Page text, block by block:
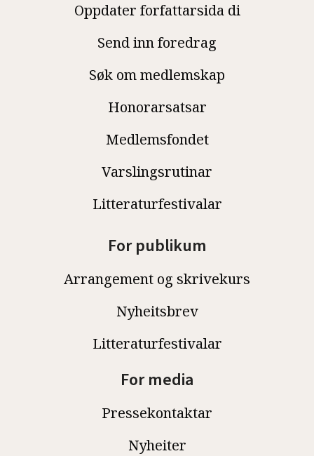
Oppdater forfattarsida di
Send inn foredrag
Søk om medlemskap
Honorarsatsar
Medlemsfondet
Varslingsrutinar
Litteraturfestivalar
For publikum
Arrangement og skrivekurs
Nyheitsbrev
Litteraturfestivalar
For media
Pressekontaktar
Nyheiter